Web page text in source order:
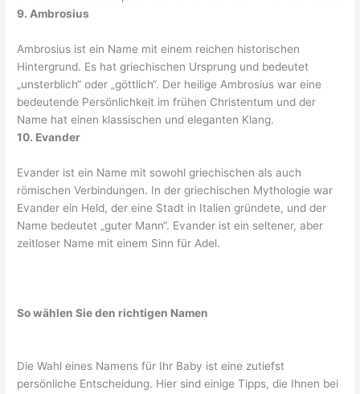
9. Ambrosius
Ambrosius ist ein Name mit einem reichen historischen
Hintergrund. Es hat griechischen Ursprung und bedeutet
„unsterblich“ oder „göttlich“. Der heilige Ambrosius war eine
bedeutende Persönlichkeit im frühen Christentum und der
Name hat einen klassischen und eleganten Klang.
10. Evander
Evander ist ein Name mit sowohl griechischen als auch
römischen Verbindungen. In der griechischen Mythologie war
Evander ein Held, der eine Stadt in Italien gründete, und der
Name bedeutet „guter Mann“. Evander ist ein seltener, aber
zeitloser Name mit einem Sinn für Adel.
So wählen Sie den richtigen Namen
Die Wahl eines Namens für Ihr Baby ist eine zutiefst
persönliche Entscheidung. Hier sind einige Tipps, die Ihnen bei